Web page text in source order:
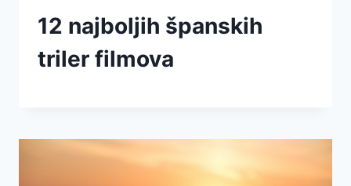
12 najboljih španskih
triler filmova